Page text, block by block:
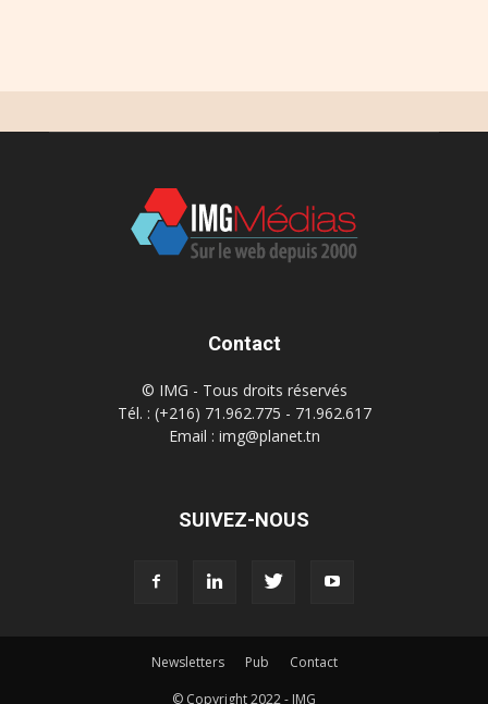
Contact
© IMG - Tous droits réservés
Tél. : (+216) 71.962.775 - 71.962.617
Email : img@planet.tn
SUIVEZ-NOUS
Newsletters Pub
Contact
© Copyright 2022 - IMG